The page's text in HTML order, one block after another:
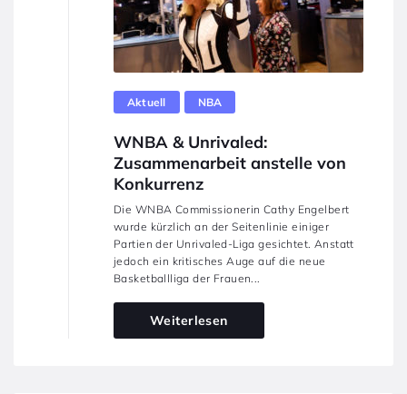
Aktuell NBA
WNBA & Unrivaled:
Zusammenarbeit anstelle von
Konkurrenz
Die WNBA Commissionerin Cathy Engelbert
wurde kürzlich an der Seitenlinie einiger
Partien der Unrivaled-Liga gesichtet. Anstatt
jedoch ein kritisches Auge auf die neue
Basketballliga der Frauen...
Weiterlesen